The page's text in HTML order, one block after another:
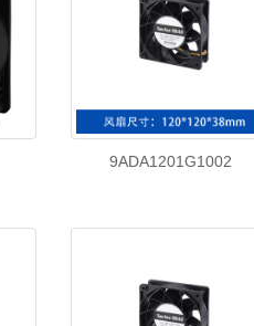
9ADA1201G1002